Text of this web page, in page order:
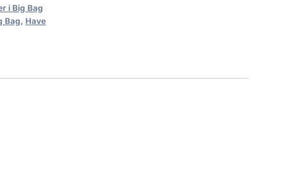
i Big Bag
Bag, Have